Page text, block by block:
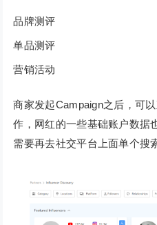
品牌测评
单品测评
营销活动
商家发起Campaign之后，可
作，网红的一些基础账户数据
需要再去社交平台上面单个搜